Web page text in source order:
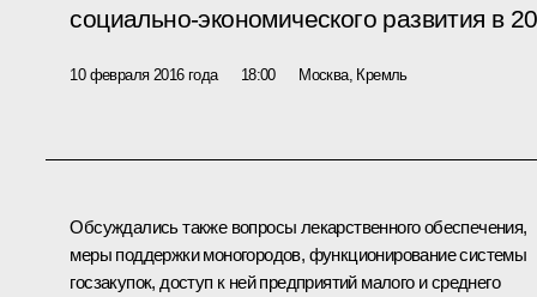
социально-экономического развития в
10 февраля 2016 года 18:00 Москва, Кремль
Обсуждались также вопросы лекарственного обеспечения,
меры поддержки моногородов, функционирование системы
госзакупок, доступ к ней предприятий малого и среднего